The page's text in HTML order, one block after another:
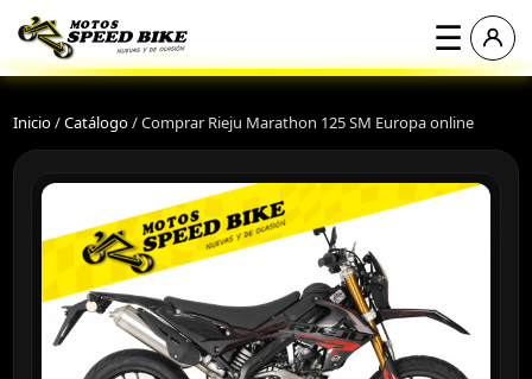
☰
Inicio/Catálogo/Comprar Rieju Marathon 125 SM Europa online